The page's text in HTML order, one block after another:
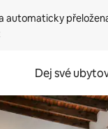
automaticky
Dej své